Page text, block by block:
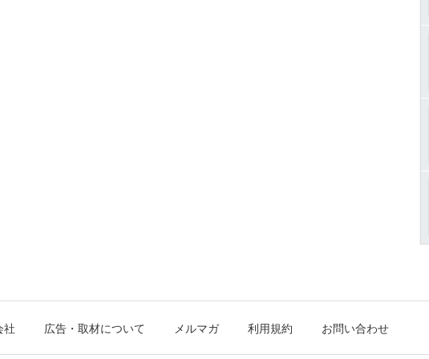
社 広告・取材について メルマガ 利用規約 お問い合わせ